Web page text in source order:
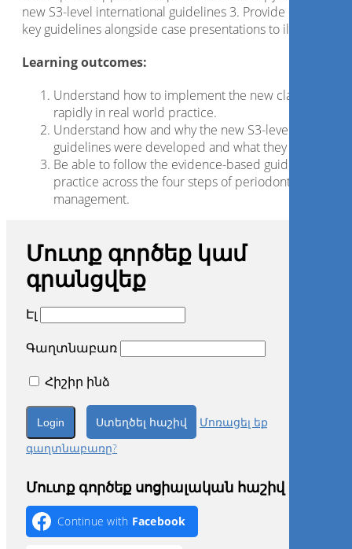
new S3-level international guidelines 3. Provide examples
key guidelines alongside case presentations to illustrate
Learning outcomes:
Understand how to implement the new classification
rapidly in real world practice.
Understand how and why the new S3-level treatment
guidelines were developed and what they mean
Be able to follow the evidence-based guidelines in
practice across the four steps of periodontal care
management.
Մուտք գործեք կամ
գրանցվեք
Էլ
Գաղտնաբառ
Հիշիր ինձ
Ստեղծել հաշիվ
Մոռացել եք
գաղտնաբառը?
Մուտք գործեք սոցիալական հաշիվ
Continue with Facebook